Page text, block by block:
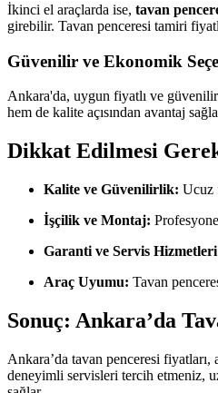
İkinci el araçlarda ise, tavan
girebilir. Tavan penceresi tamiri
Güvenilir ve Ekonomik
Ankara'da, uygun fiyatlı ve
hem de kalite açısından avantaj
Dikkat Edilmesi
Kalite ve Güvenilirlik: Ucuz
İşçilik ve Montaj:
Garanti ve Servis
Araç Uyumu: Tavan
Sonuç: Ankara’da
Ankara’da tavan penceresi
deneyimli servisleri tercih etmeniz,